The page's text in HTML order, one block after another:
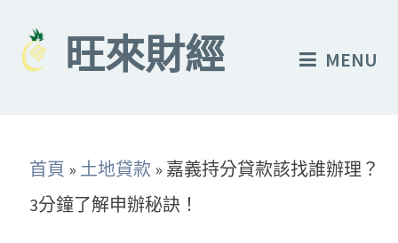
content
旺來財經 MENU
首頁 » 土地貸款 » 嘉義持分貸款該找誰辦理？
3分鐘了解申辦秘訣！